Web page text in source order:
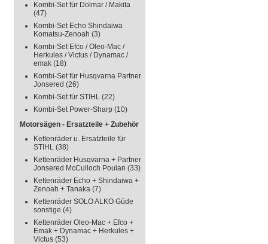
Kombi-Set für Dolmar / Makita
(47)
Kombi-Set Echo Shindaiwa
Komatsu-Zenoah (3)
Kombi-Set Efco / Oleo-Mac /
Herkules / Victus / Dynamac /
emak (18)
Kombi-Set für Husqvarna Partner
Jonsered (26)
Kombi-Set für STIHL (22)
Kombi-Set Power-Sharp (10)
Motorsägen - Ersatzteile + Zubehör
Kettenräder u. Ersatzteile für
STIHL (38)
Kettenräder Husqvarna + Partner
Jonsered McCulloch Poulan (33)
Kettenräder Echo + Shindaiwa +
Zenoah + Tanaka (7)
Kettenräder SOLO ALKO Güde
sonstige (4)
Kettenräder Oleo-Mac + Efco +
Emak + Dynamac + Herkules +
Victus (53)